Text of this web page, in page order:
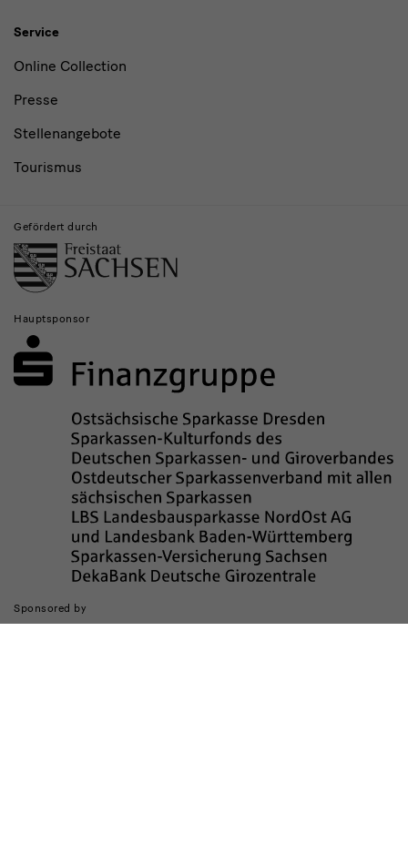
Service
Online Collection
Presse
Stellenangebote
Tourismus
Gefördert durch
Hauptsponsor
Sponsored by